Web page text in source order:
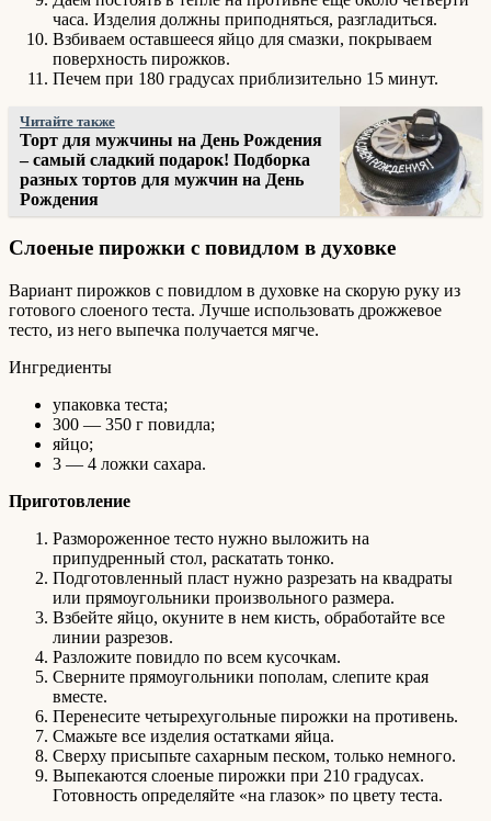
часа. Изделия должны приподняться, разгладиться.
Взбиваем оставшееся яйцо для смазки, покрываем
поверхность пирожков.
Печем при 180 градусах приблизительно 15 минут.
Читайте также
Торт для мужчины на День Рождения
– самый сладкий подарок! Подборка
разных тортов для мужчин на День
Рождения
Слоеные пирожки с повидлом в духовке
Вариант пирожков с повидлом в духовке на скорую руку из
готового слоеного теста. Лучше использовать дрожжевое
тесто, из него выпечка получается мягче.
Ингредиенты
упаковка теста;
300 — 350 г повидла;
яйцо;
3 — 4 ложки сахара.
Приготовление
Размороженное тесто нужно выложить на
припудренный стол, раскатать тонко.
Подготовленный пласт нужно разрезать на квадраты
или прямоугольники произвольного размера.
Взбейте яйцо, окуните в нем кисть, обработайте все
линии разрезов.
Разложите повидло по всем кусочкам.
Сверните прямоугольники пополам, слепите края
вместе.
Перенесите четырехугольные пирожки на противень.
Смажьте все изделия остатками яйца.
Сверху присыпьте сахарным песком, только немного.
Выпекаются слоеные пирожки при 210 градусах.
Готовность определяйте «на глазок» по цвету теста.